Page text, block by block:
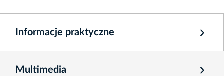
Informacje praktyczne
Multimedia